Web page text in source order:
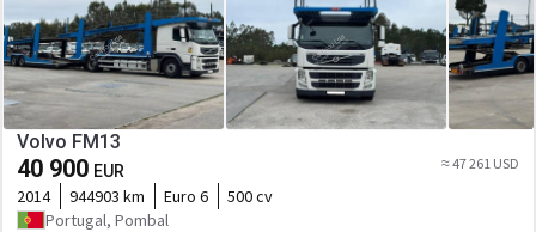
Volvo FM13
40 900 EUR ≈ 47 261 USD
2014 944903 km Euro 6
500 cv
Portugal, Pombal